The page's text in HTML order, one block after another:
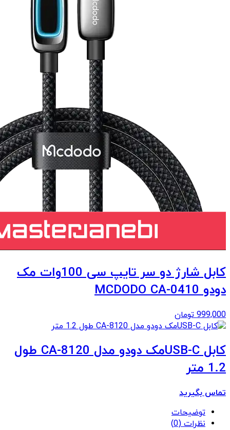
کابل شارژ دو سر تایپ سی 100وات مک
دودو MCDODO CA-0410
999,000 تومان
کابل USB-Cمک دودو مدل CA-8120 طول
1.2 متر
تماس بگیرید
توضیحات
نظرات (0)